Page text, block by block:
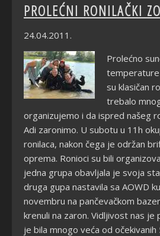
PROLEĆNI RONILAČKI
24.04.2011.
Prolećno
su klasičan
trebalo
organizujemo i da ispred našeg
Adi zaronimo. U subotu u 11h
ronilaca, nakon čega je održan
oprema. Ronioci su bili
jedna grupa obavljala je svoja
druga gupa nastavila sa AOWD
novembru na pančevačkom
krenuli na zaron. Vidljivost nas je
je bila mnogo veća od